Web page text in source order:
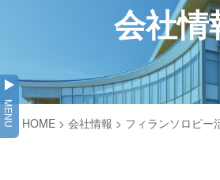
コンベヤ機器を探す
用途から探す
コンベヤ機器の技術情報
製造
物流
会社情報
会社情報
採用情報
会社情
MENU HOME > 会社情報 > フィランソロピー